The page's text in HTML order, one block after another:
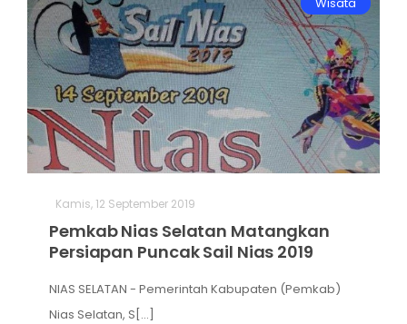
Kamis, 12 September 2019
Pemkab Nias Selatan Matangkan
Persiapan Puncak Sail Nias 2019
NIAS SELATAN - Pemerintah Kabupaten (Pemkab)
Nias Selatan, S[...]